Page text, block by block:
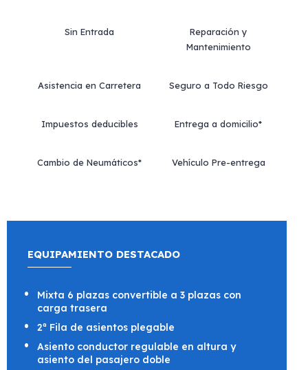
Sin Entrada
Reparación y
Mantenimiento
Asistencia en Carretera Seguro a Todo Riesgo
Impuestos deducibles Entrega a domicilio*
Cambio de Neumáticos* Vehículo Pre-entrega
EQUIPAMIENTO DESTACADO
Mixta 6 plazas convertible a 3 plazas con
carga trasera
2ª Fila de asientos plegable
Asiento conductor regulable en altura y
asiento del pasajero doble